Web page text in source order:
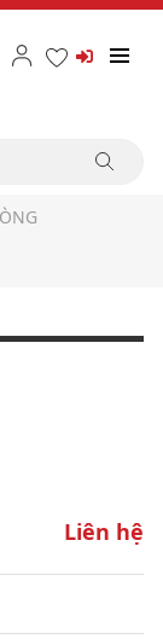
Liên hệ